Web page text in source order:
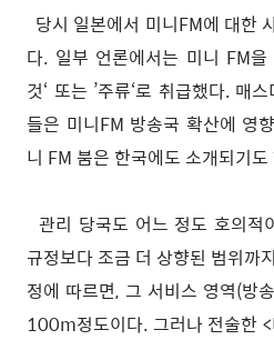
당시 일본에서 미니FM에 대한
다. 일부 언론에서는 미니 FM을
것‘ 또는 ’주류‘로 취급했다. 매
들은 미니FM 방송국 확산에 영
니 FM 붐은 한국에도 소개되기도
관리 당국도 어느 정도 호의적
규정보다 조금 더 상향된 범위까
정에 따르면, 그 서비스 영역(방
100m정도이다. 그러나 전술한